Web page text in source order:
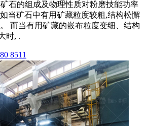
石的组成及物理性质对粉磨技能功率
当矿石中有用矿藏粒度较粗,结构松懈
而当有用矿藏的嵌布粒度变细、结构
时, .
8511